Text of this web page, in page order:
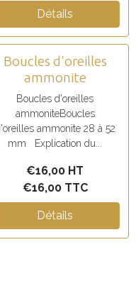
Détails
Boucles d'oreilles
ammonite
Boucles d'oreilles
ammoniteBoucles
ammonite 28 à 52
mm Explication du...
€16,00 HT
€16,00 TTC
Détails